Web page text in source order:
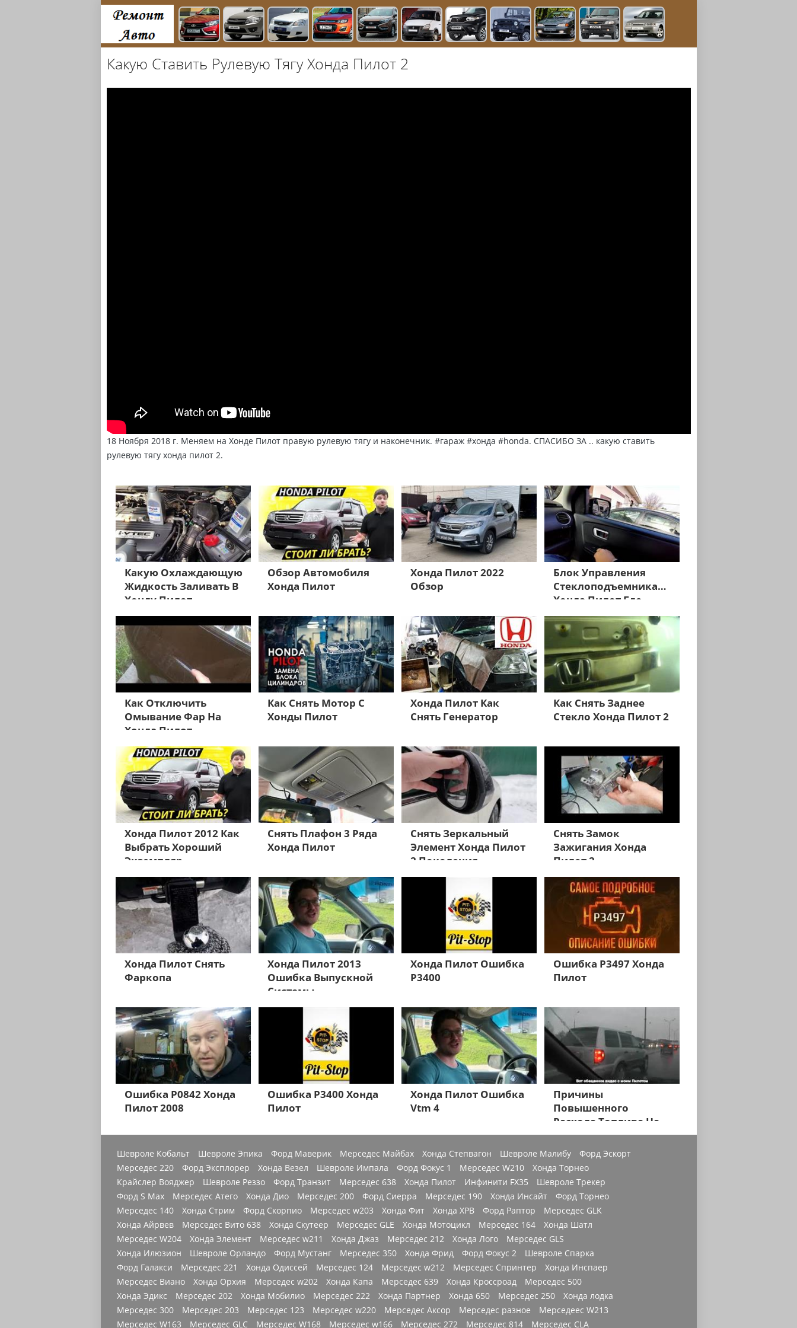
Какую Ставить Рулевую Тягу Хонда Пилот 2
18 Ноября 2018 г. Меняем на Хонде Пилот правую рулевую тягу и наконечник. #гараж #хонда #honda. СПАСИБО ЗА .. какую ставить
рулевую тягу хонда пилот 2.
Какую Охлаждающую
Жидкость Заливать В
Хонду Пилот
Обзор Автомобиля
Хонда Пилот
Хонда Пилот 2022
Обзор
Блок Управления
Стеклоподъемниками
Хонда Пилот Где
Находится
Как Отключить
Омывание Фар На
Хонда Пилот
Как Снять Мотор С
Хонды Пилот
Хонда Пилот Как
Снять Генератор
Как Снять Заднее
Стекло Хонда Пилот 2
Хонда Пилот 2012 Как
Выбрать Хороший
Экземпляр
Снять Плафон 3 Ряда
Хонда Пилот
Снять Зеркальный
Элемент Хонда Пилот
2 Поколения
Снять Замок
Зажигания Хонда
Пилот 2
Хонда Пилот Снять
Фаркопа
Хонда Пилот 2013
Ошибка Выпускной
Системы
Хонда Пилот Ошибка
Р3400
Ошибка Р3497 Хонда
Пилот
Ошибка Р0842 Хонда
Пилот 2008
Ошибка P3400 Хонда
Пилот
Хонда Пилот Ошибка
Vtm 4
Причины
Повышенного
Расхода Топлива На
Хонда Пилот
Шевроле Кобальт Шевроле Эпика Форд Маверик Мерседес Майбах Хонда Степвагон Шевроле Малибу
Форд Эскорт
Мерседес 220
Форд Эксплорер Хонда Везел Шевроле Импала Форд Фокус 1 Мерседес W210
Хонда Торнео
Крайслер Вояджер
Шевроле Реззо Форд Транзит Мерседес 638 Хонда Пилот Инфинити FX35
Шевроле Трекер
Форд S Max
Мерседес Атего Хонда Дио Мерседес 200 Форд Сиерра Мерседес 190 Хонда Инсайт
Форд Торнео
Мерседес 140
Хонда Стрим Форд Скорпио Мерседес w203 Хонда Фит Хонда ХРВ Форд Раптор
Мерседес GLK
Хонда Айрвев
Мерседес Вито 638 Хонда Скутеер Мерседес GLE Хонда Мотоцикл Мерседес 164
Хонда Шатл
Мерседес W204
Хонда Элемент Мерседес w211 Хонда Джаз Мерседес 212 Хонда Лого
Мерседес GLS
Хонда Илюзион
Шевроле Орландо Форд Мустанг Мерседес 350 Хонда Фрид Форд Фокус 2
Шевроле Спарка
Форд Галакси
Мерседес 221 Хонда Одиссей Мерседес 124 Мерседес w212 Мерседес Спринтер
Хонда Инспаер
Мерседес Виано
Хонда Орхия Мерседес w202 Хонда Капа Мерседес 639 Хонда Кроссроад
Мерседес 500
Хонда Эдикс
Мерседес 202 Хонда Мобилио Мерседес 222 Хонда Партнер Хонда 650 Мерседес 250
Хонда лодка
Мерседес 300
Мерседес 203 Мерседес 123 Мерседес w220 Мерседес Аксор Мерседес разное
Мерседеес W213
Мерседес W163
Мерседес GLC Мерседес W168 Мерседес w166 Мерседес 272 Мерседес 814 Мерседес CLA